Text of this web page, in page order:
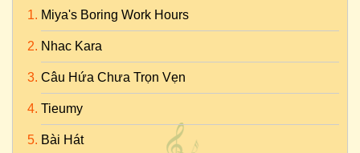
Miya's Boring Work Hours
Nhac Kara
Câu Hứa Chưa Trọn Vẹn
Tieumy
Bài Hát